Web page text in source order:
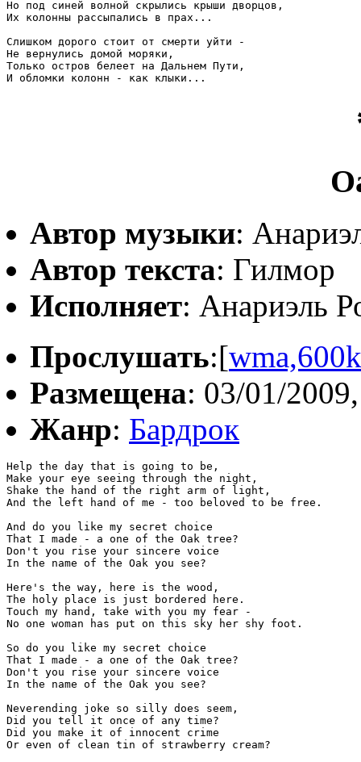
Но под синей волной скрылись крыши дворцов,
Их колонны рассыпались в прах...
Слишком дорого стоит от смерти уйти -
Не вернулись домой моряки,
Только остров белеет на Дальнем Пути,
И обломки колонн - как клыки...
Автор музыки:
Автор текста: Гилмор
Исполняет: Анариэль
Прослушать:[wma,600k
Размещена: 03/01/
Жанр: Бардрок
Help the day that is going to be,
Make your eye seeing through the night,
Shake the hand of the right arm of light,
And the left hand of me - too beloved to be free.
And do you like my secret choice
That I made - a one of the Oak tree?
Don't you rise your sincere voice
In the name of the Oak you see?
Here's the way, here is the wood,
The holy place is just bordered here.
Touch my hand, take with you my fear -
No one woman has put on this sky her shy foot.
So do you like my secret choice
That I made - a one of the Oak tree?
Don't you rise your sincere voice
In the name of the Oak you see?
Neverending joke so silly does seem,
Did you tell it once of any time?
Did you make it of innocent crime
Or even of clean tin of strawberry cream?